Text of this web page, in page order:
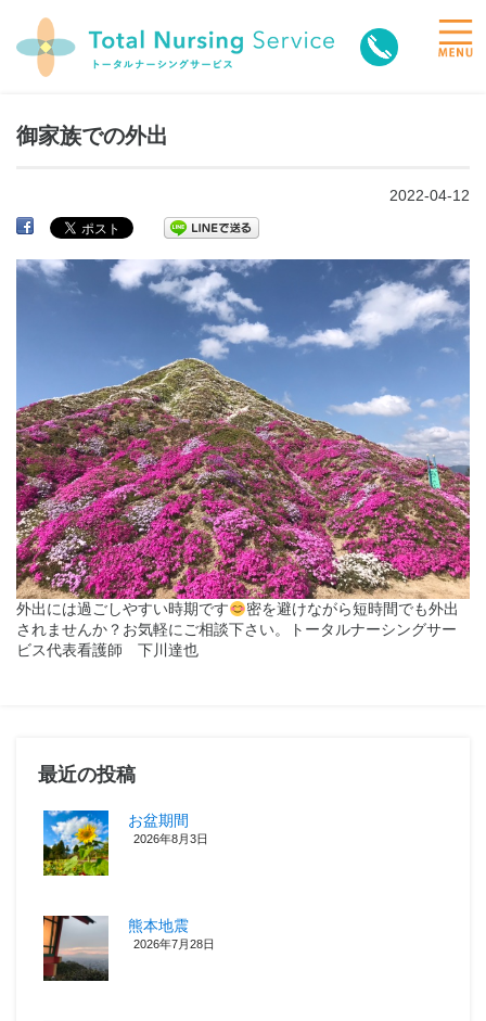
toggle
御家族での外出
2022-04-12
外出には過ごしやすい時期です
密を避けながら短時間でも外出
されませんか？お気軽にご相談下さい。トータルナーシングサー
ビス代表看護師 下川達也
最近の投稿
お盆期間
2026年8月3日
熊本地震
2026年7月28日